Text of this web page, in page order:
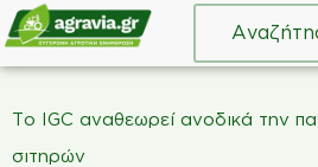
Το IGC αναθεωρεί ανοδικά την
σιτηρών